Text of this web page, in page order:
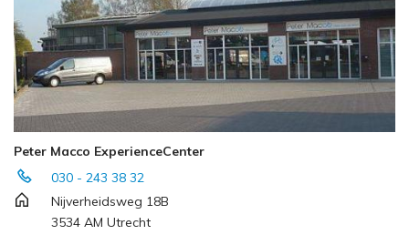
Peter Macco ExperienceCenter
030 - 243 38 32
Nijverheidsweg 18B
3534 AM Utrecht